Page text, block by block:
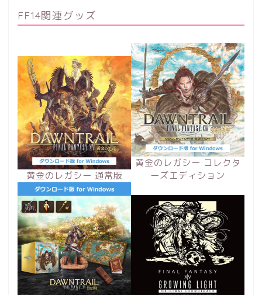
FF14関連グッズ
黄金のレガシー 通常版
黄金のレガシー コレクタ
ーズエディション